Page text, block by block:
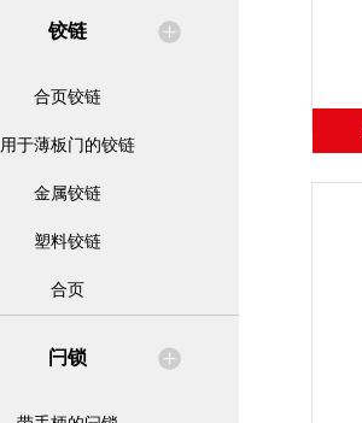
铰链
合页铰链
用于薄板门的铰链
金属铰链
塑料铰链
合页
闩锁